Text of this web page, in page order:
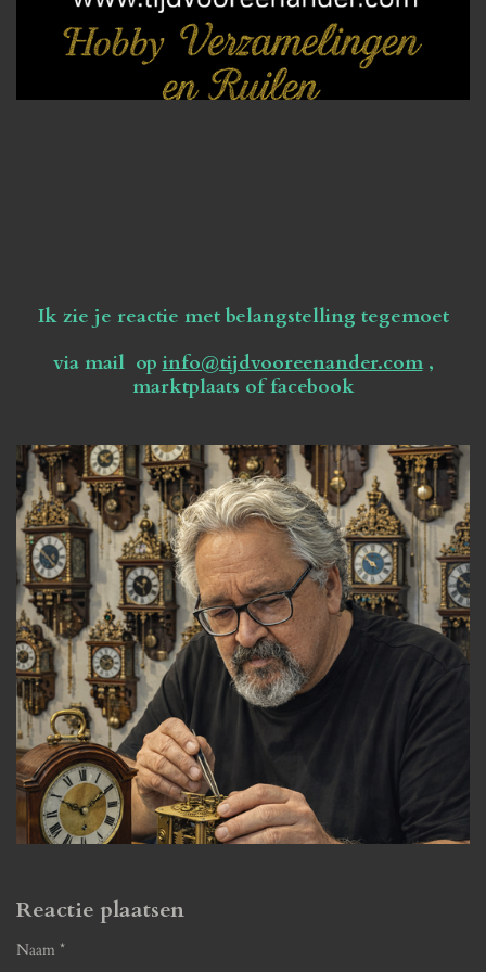
Ik zie je reactie met belangstelling tegemoet
via mail opinfo@tijdvooreenander.com,
marktplaats of facebook
Reactie plaatsen
Naam *